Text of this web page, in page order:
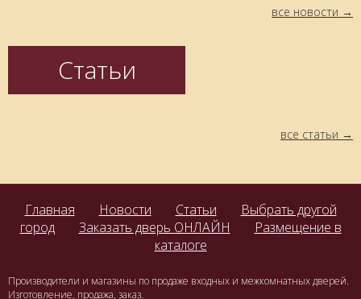
все новости
Статьи
все статьи
Главная Новости Статьи
Выбрать другой
город
Заказать дверь ОНЛАЙН
Размещение в
каталоге
Производители и магазины по продаже входных и межкомнатных дверей.
Изготовление, продажа, заказ.